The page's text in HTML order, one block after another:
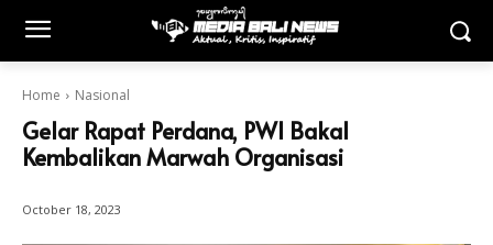
Home Nasional
Gelar Rapat Perdana, PWI Bakal
Kembalikan Marwah Organisasi
October 18, 2023